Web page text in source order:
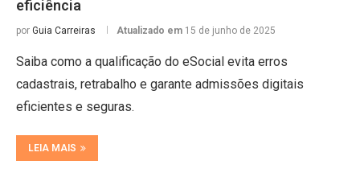
eficiência
por Guia Carreiras Atualizado em 15 de junho de 2025
Saiba como a qualificação do eSocial evita erros
cadastrais, retrabalho e garante admissões digitais
eficientes e seguras.
LEIA MAIS